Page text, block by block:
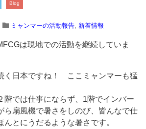
Blog
ミャンマーの活動報告, 新着情報
は現地での活動を継続していま
く日本ですね！ ここミャンマーも猛
階では仕事にならず、1階でインバー
ら扇風機で暑さをしのび、皆んなで仕
とにうだるような暑さです。